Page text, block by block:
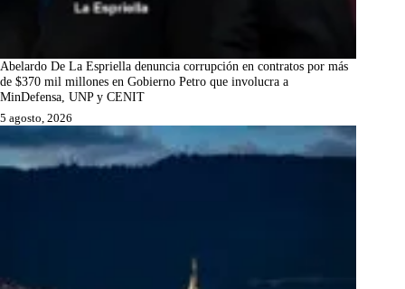
Abelardo De La Espriella denuncia corrupción en contratos por más
de $370 mil millones en Gobierno Petro que involucra a
MinDefensa, UNP y CENIT
5 agosto, 2026